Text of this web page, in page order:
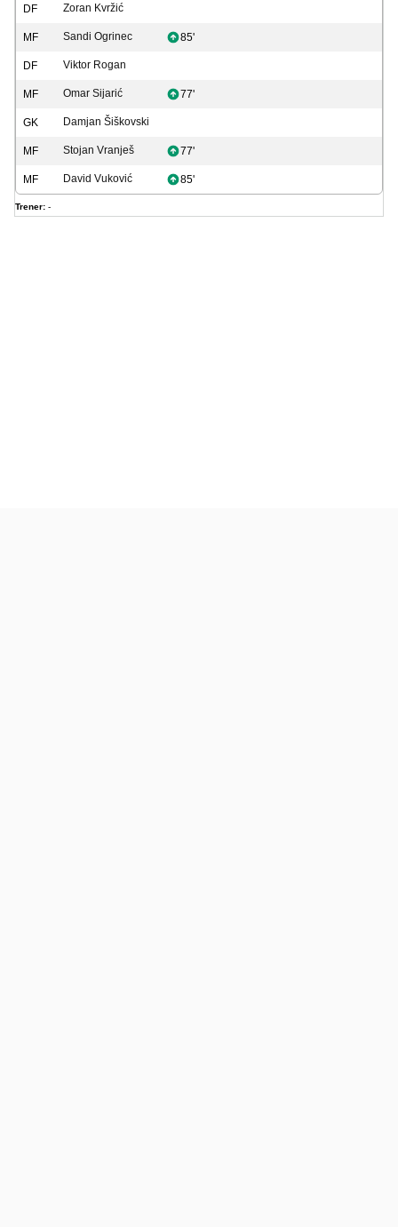
DF Zoran Kvržić
MF Sandi Ogrinec 85'
DF Viktor Rogan
MF Omar Sijarić 77'
GK Damjan Šiškovski
MF Stojan Vranješ 77'
MF David Vuković 85'
Trener: -